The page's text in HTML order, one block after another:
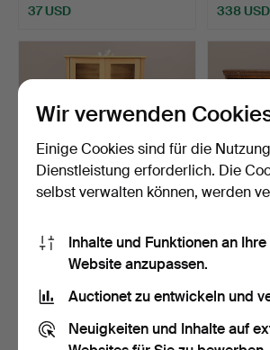
37 USD 338 USD
VITRINE, Eiche,
Doppeltüren + zwei
Schubla…
Beendet 18. Jan 2018
11 Gebote
21 Gebote
Wir verwenden
Einige Cookies sind für die
Dienstleistung erforderlich. Die
selbst verwalten können, werden
Inhalte und Funktionen an
Website anzupassen.
Auctionet zu entwickeln und
Neuigkeiten und Inhalte auf